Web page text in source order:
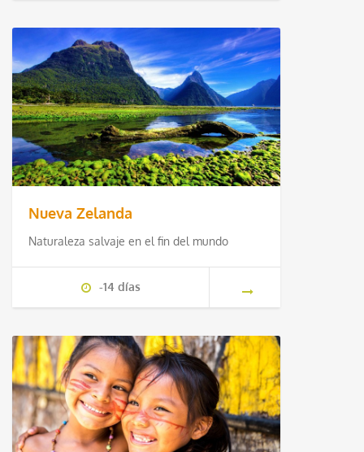
Nueva Zelanda
Naturaleza salvaje en el fin del mundo
-14 días